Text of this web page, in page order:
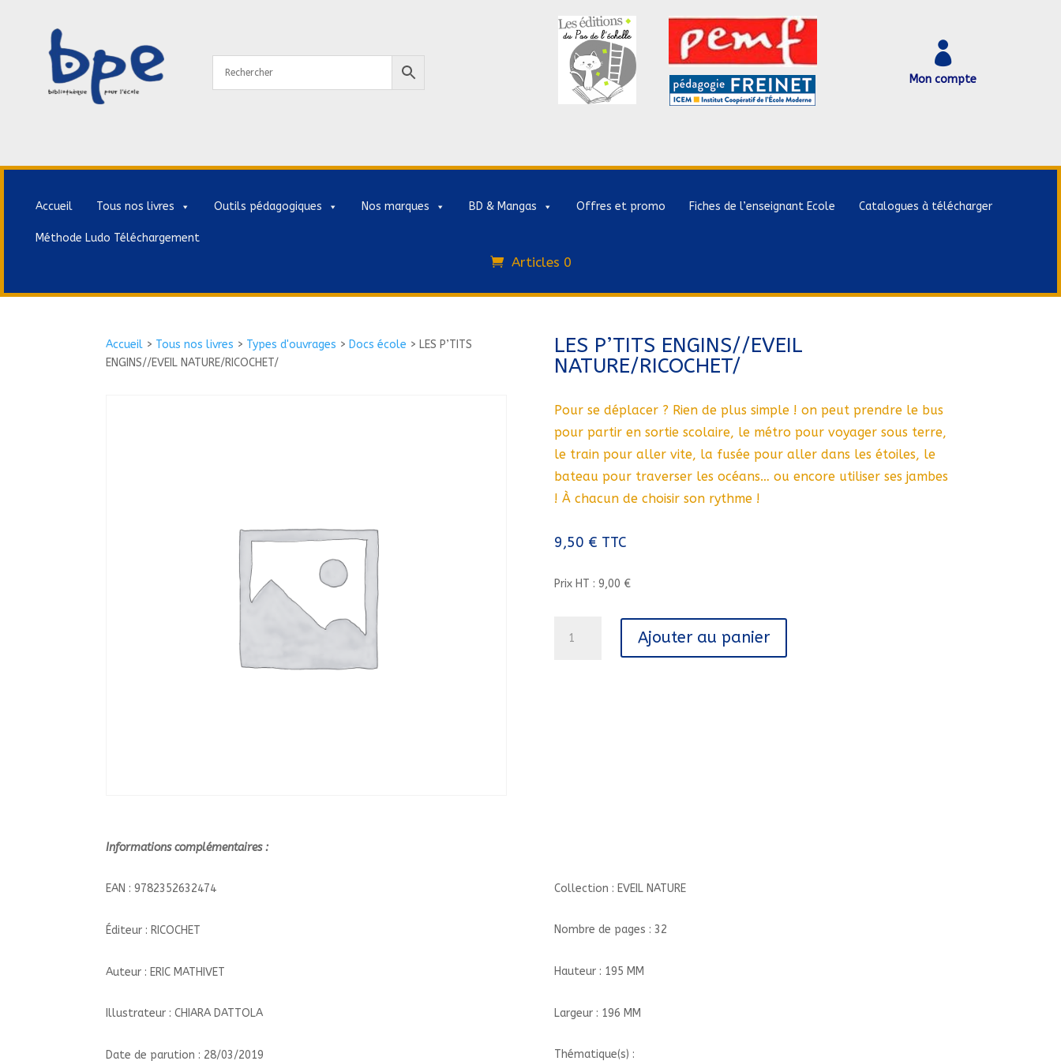

Mon compte
Accueil Tous nos livres Outils pédagogiques Nos marques BD & Mangas Offres et promo Fiches de l’enseignant Ecole Catalogues à télécharger
Méthode Ludo Téléchargement
Articles 0
Accueil > Tous nos livres > Types d'ouvrages > Docs école > LES P’TITS
ENGINS//EVEIL NATURE/RICOCHET/
LES P’TITS ENGINS//EVEIL
NATURE/RICOCHET/
Pour se déplacer ? Rien de plus simple ! on peut prendre le bus
pour partir en sortie scolaire, le métro pour voyager sous terre,
le train pour aller vite, la fusée pour aller dans les étoiles, le
bateau pour traverser les océans… ou encore utiliser ses jambes
! À chacun de choisir son rythme !
9,50 € TTC
Prix HT : 9,00 €
Ajouter au panier
Informations complémentaires :
EAN : 9782352632474
Éditeur : RICOCHET
Auteur : ERIC MATHIVET
Illustrateur : CHIARA DATTOLA
Date de parution : 28/03/2019
Collection : EVEIL NATURE
Nombre de pages : 32
Hauteur : 195 MM
Largeur : 196 MM
Thématique(s) :